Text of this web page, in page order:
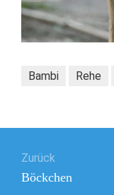
Bambi Rehe
Zurück
Vorheriger
Böckchen